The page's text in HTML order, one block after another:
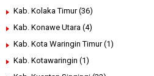
Kab. Kolaka Timur (36)
Kab. Konawe Utara (4)
Kab. Kota Waringin Timur (1)
Kab. Kotawaringin (1)